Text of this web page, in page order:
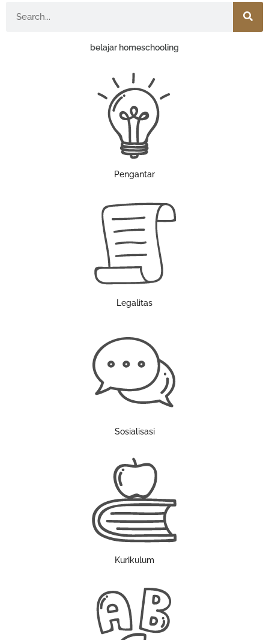
belajar homeschooling
Pengantar
Legalitas
Sosialisasi
Kurikulum